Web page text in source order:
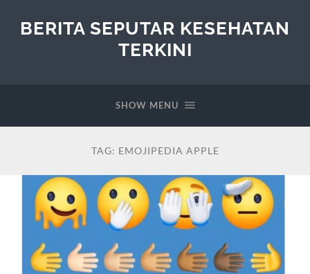
BERITA SEPUTAR KESEHATAN
TERKINI
SHOW MENU
TAG: EMOJIPEDIA APPLE